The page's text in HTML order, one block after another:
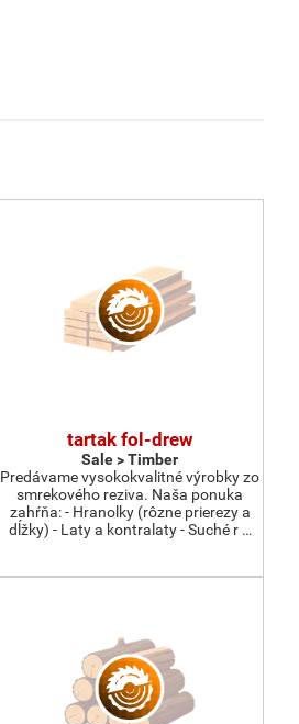
tartak fol-drew
Sale > Timber
Predávame vysokokvalitné výrobky zo
smrekového reziva. Naša ponuka
zahŕňa: - Hranolky (rôzne prierezy a
dĺžky) - Laty a kontralaty - Suché r …